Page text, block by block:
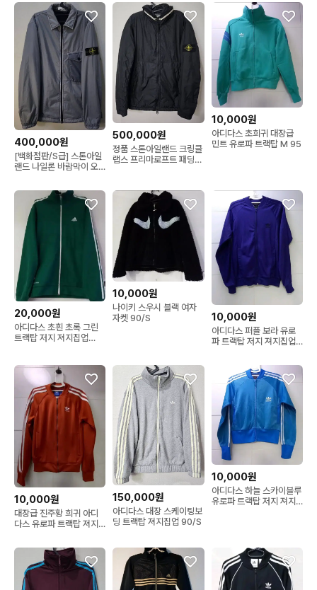
400,000원
[백화점판/S급] 스톤아일
랜드 나일론 바람막이 오
500,000원
정품 스톤아일랜드 크링클
랩스 프리마로프트 패딩
10,000원
아디다스 초희귀 대장급
민트 유로파 트랙탑 M 95
20,000원
아디다스 초흰 초록 그린
트랙탑 저지 져지집업
10,000원
나이키 스우시 블랙 여자
자켓 90/S
10,000원
아디다스 퍼플 보라 유로
파 트랙탑 저지 져지집업
10,000원
대장급 진주황 희귀 아디
다스 유로파 트랙탑 져지
150,000원
아디다스 대장 스케이팅보
딩 트랙탑 져지집업 90/S
10,000원
아디다스 하늘 스카이블루
유로파 트랙탑 저지 져지